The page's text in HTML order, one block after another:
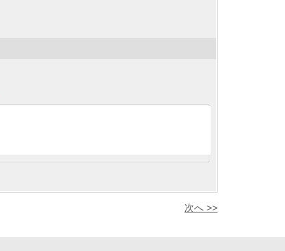
次へ >>